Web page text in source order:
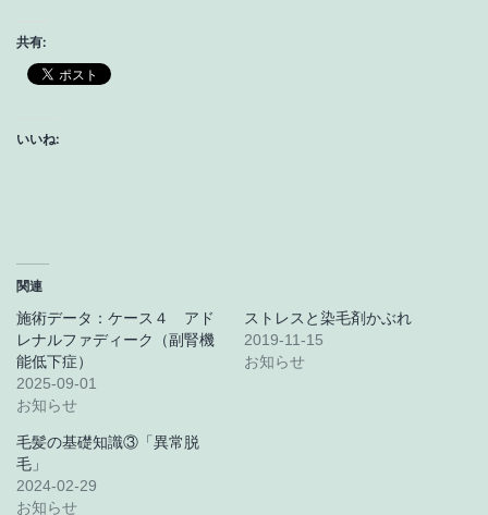
共有:
いいね:
関連
施術データ：ケース４ アド
レナルファディーク（副腎機
能低下症）
2025-09-01
お知らせ
ストレスと染毛剤かぶれ
2019-11-15
お知らせ
毛髪の基礎知識③「異常脱
毛」
2024-02-29
お知らせ